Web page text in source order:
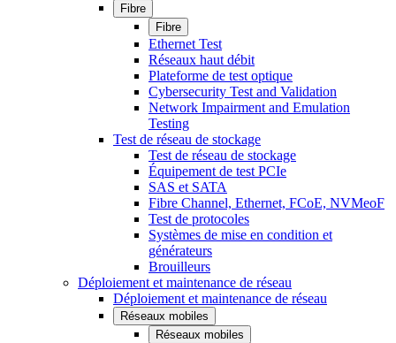
Fibre
Fibre
Ethernet Test
Réseaux haut débit
Plateforme de test optique
Cybersecurity Test and Validation
Network Impairment and Emulation
Testing
Test de réseau de stockage
Test de réseau de stockage
Équipement de test PCIe
SAS et SATA
Fibre Channel, Ethernet, FCoE, NVMeoF
Test de protocoles
Systèmes de mise en condition et
générateurs
Brouilleurs
Déploiement et maintenance de réseau
Déploiement et maintenance de réseau
Réseaux mobiles
Réseaux mobiles